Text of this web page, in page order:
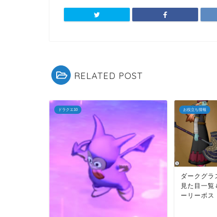
RELATED POST
ドラクエ10 お役立ち情報
ダークグラ
見た目一
ーリーボ